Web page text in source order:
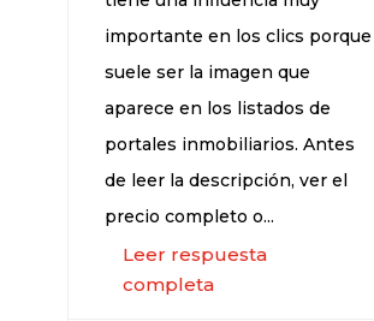
importante en los clics porque
suele ser la imagen que
aparece en los listados de
portales inmobiliarios. Antes
de leer la descripción, ver el
precio completo o...
Leer respuesta
completa